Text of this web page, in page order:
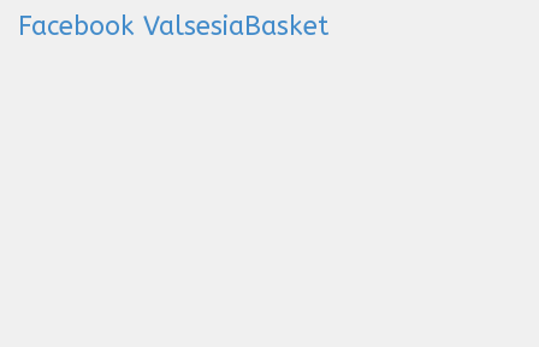
Facebook ValsesiaBasket